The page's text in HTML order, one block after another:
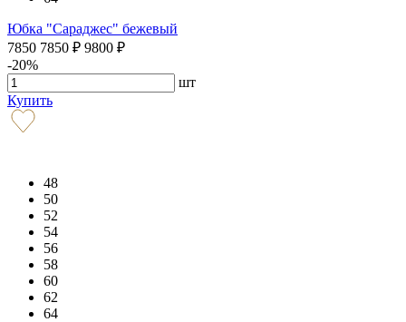
Юбка "Сараджес" бежевый
7850 7850 ₽ 9800 ₽
-20%
шт
Купить
48
50
52
54
56
58
60
62
64